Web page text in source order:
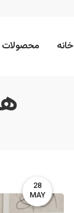
خانه محصولات
28
MAY